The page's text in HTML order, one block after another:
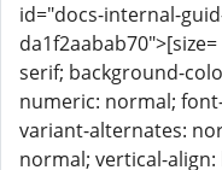
id="docs-internal-
serif; background-
numeric: normal;
variant-alternates:
normal; vertical-align: